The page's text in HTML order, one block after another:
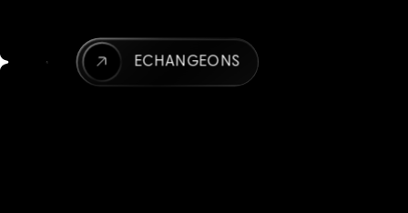
ECHANGEONS